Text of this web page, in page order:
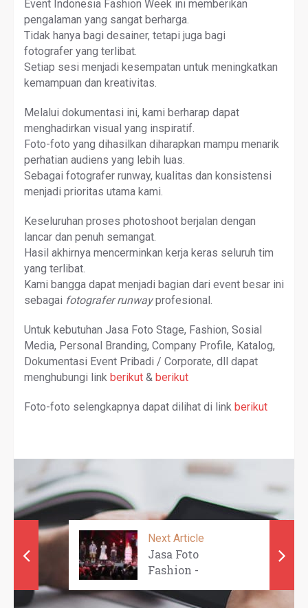
Event Indonesia Fashion Week ini memberikan
pengalaman yang sangat berharga.
Tidak hanya bagi desainer, tetapi juga bagi
fotografer yang terlibat.
Setiap sesi menjadi kesempatan untuk meningkatkan
kemampuan dan kreativitas.
Melalui dokumentasi ini, kami berharap dapat
menghadirkan visual yang inspiratif.
Foto-foto yang dihasilkan diharapkan mampu menarik
perhatian audiens yang lebih luas.
Sebagai fotografer runway, kualitas dan konsistensi
menjadi prioritas utama kami.
Keseluruhan proses photoshoot berjalan dengan
lancar dan penuh semangat.
Hasil akhirnya mencerminkan kerja keras seluruh tim
yang terlibat.
Kami bangga dapat menjadi bagian dari event besar ini
sebagai fotografer runwayprofesional.
Untuk kebutuhan Jasa Foto Stage, Fashion, Sosial
Media, Personal Branding, Company Profile, Katalog,
Dokumentasi Event Pribadi / Corporate, dll dapat
menghubungi link berikut & berikut
Foto-foto selengkapnya dapat dilihat di link berikut
Next Article
Jasa Foto
Fashion -